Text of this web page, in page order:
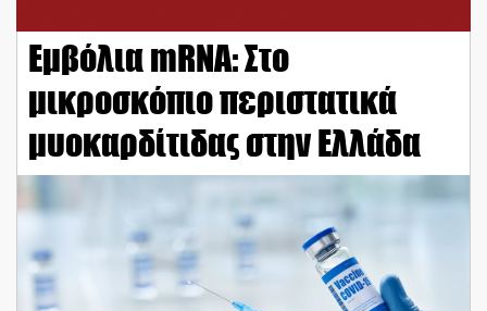
Εμβόλια mRNA: Στο
μικροσκόπιο περιστατικά
μυοκαρδίτιδας στην Ελλάδα